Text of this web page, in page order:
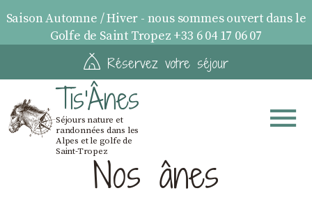
Saison Automne / Hiver - nous sommes ouvert dans le
Golfe de Saint Tropez +33 6 04 17 06 07
Réservez votre séjour
Tis'Ânes
Séjours nature et
randonnées dans les
Alpes et le golfe de
Saint-TropezNos ânes